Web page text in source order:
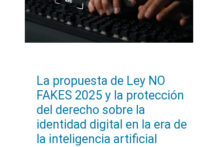
La propuesta de Ley NO
FAKES 2025 y la protección
del derecho sobre la
identidad digital en la era de
la inteligencia artificial